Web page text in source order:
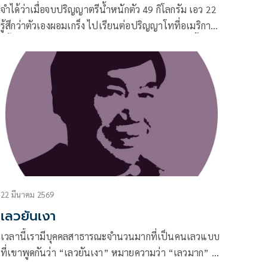
จำได้ว่าเมื่อจบปริญญาตรีน้ำหนักตัว 49 กิโลกรัม เอว 22
รู้สึกว่าตัวเองผอมเกร็ง ไปเรียนต่อปริญญาโทที่อเมริกา
อ้วนไม่ผอม สอนอยู่ 2 ปี
22 มีนาคม 2569
เลวยันเงา
เวลานี้เรามีบุคคลสาธารณะจำนวนมากที่เป็นคนเลวแบบ
ที่เขาพูดกันว่า “เลวยันเงา” หมายความว่า “เลวมาก” ไม่